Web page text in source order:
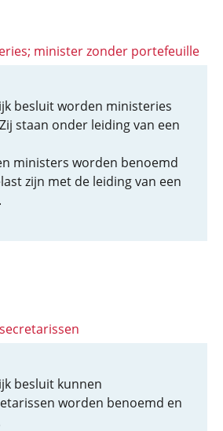
minister zonder portefeuille
besluit worden ministeries
staan onder leiding van een
ministers worden benoemd
zijn met de leiding van een
besluit kunnen
worden benoemd en